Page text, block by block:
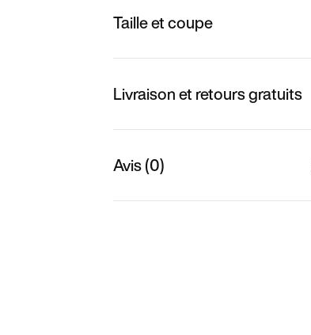
Taille et coupe
Livraison et retours gratuits
Avis (0)